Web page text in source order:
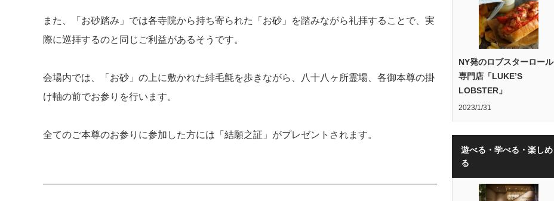
また、「お砂踏み」では各寺院から持ち寄られた「お砂」を踏みながら礼拝することで、実
際に巡拝するのと同じご利益があるそうです。
会場内では、「お砂」の上に敷かれた緋毛氈を歩きながら、八十八ヶ所霊場、各御本尊の掛
け軸の前でお参りを行います。
全てのご本尊のお参りに参加した方には「結願之証」がプレゼントされます。
NY発のロブスターロール
専門店「LUKE’S
LOBSTER」
2023/1/31
遊べる・学べる・楽しめ
る